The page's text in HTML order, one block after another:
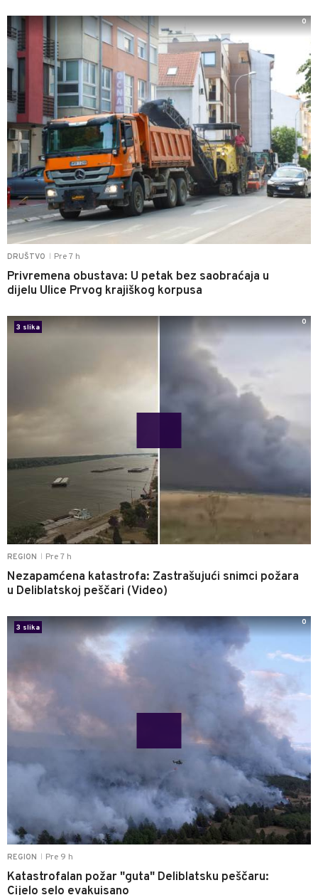
DRUŠTVO Pre 7 h
Privremena obustava: U petak bez saobraćaja u
dijelu Ulice Prvog krajiškog korpusa
0
REGION Pre 7 h
Nezapamćena katastrofa: Zastrašujući snimci požara
u Deliblatskoj peščari (Video)
3 slika
0
REGION Pre 9 h
Katastrofalan požar "guta" Deliblatsku peščaru:
Cijelo selo evakuisano
3 slika
0